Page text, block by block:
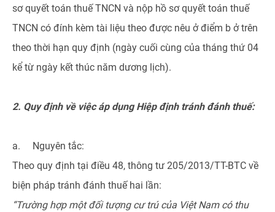
sơ quyết toán thuế TNCN và nộp hồ sơ quyết toán thuế
TNCN có đính kèm tài liệu theo được nêu ở điểm b ở trên
theo thời hạn quy định (ngày cuối cùng của tháng thứ 04
kể từ ngày kết thúc năm dương lịch).
2. Quy định về việc áp dụng Hiệp định tránh đánh thuế:
a. Nguyên tắc:
Theo quy định tại điều 48, thông tư 205/2013/TT-BTC về
biện pháp tránh đánh thuế hai lần:
“Trường hợp một đối tượng cư trú của Việt Nam có thu